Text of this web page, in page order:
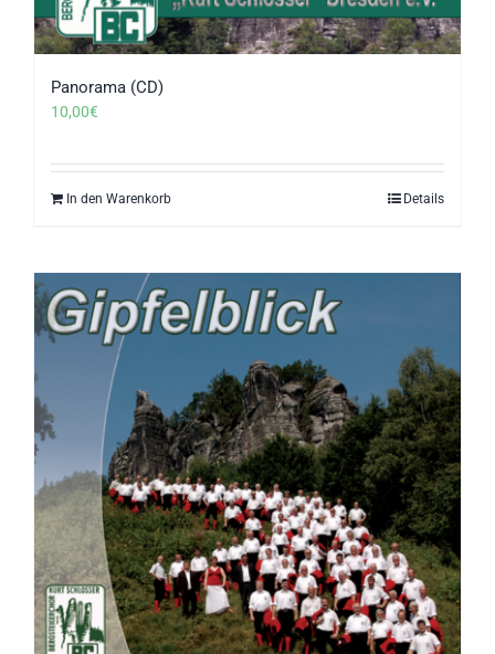
Panorama (CD)
10,00€
In den Warenkorb Details